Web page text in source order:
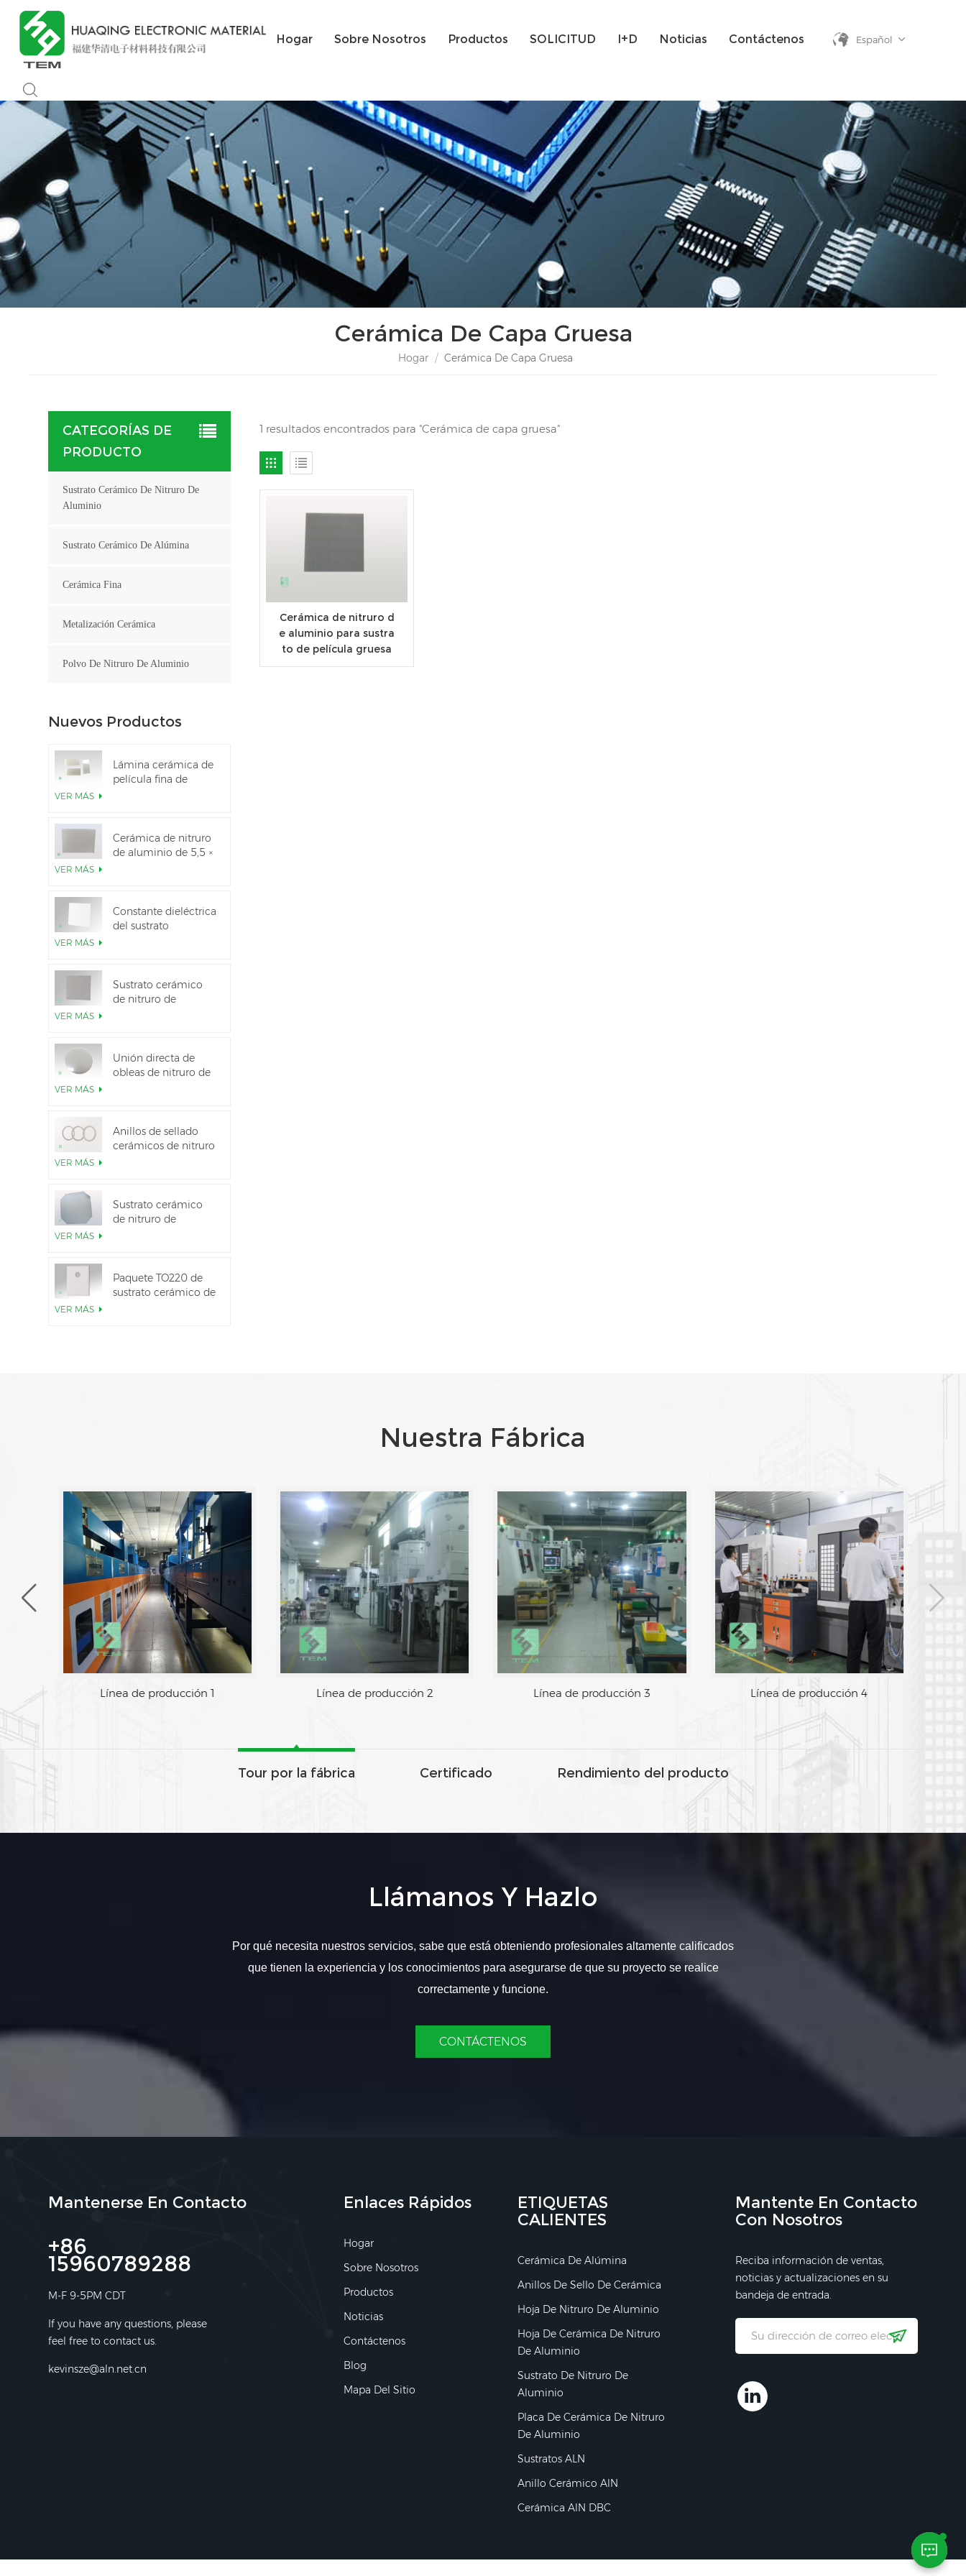
Hogar Sobre Nosotros Productos SOLICITUD I+D Noticias Contáctenos Español
Cerámica De Capa Gruesa
Hogar / Cerámica De Capa Gruesa
1 resultados encontrados para "Cerámica de capa gruesa"
Cerámica de nitruro d
e aluminio para sustra
to de película gruesa
CATEGORÍAS DE
PRODUCTO
Sustrato Cerámico De Nitruro De
Aluminio
Sustrato Cerámico De Alúmina
Cerámica Fina
Metalización Cerámica
Polvo De Nitruro De Aluminio
Nuevos Productos
Lámina cerámica de
película fina de
VER MÁS
Cerámica de nitruro
de aluminio de 5,5 ×
VER MÁS
Constante dieléctrica
del sustrato
VER MÁS
Sustrato cerámico
de nitruro de
VER MÁS
Unión directa de
obleas de nitruro de
VER MÁS
Anillos de sellado
cerámicos de nitruro
VER MÁS
Sustrato cerámico
de nitruro de
VER MÁS
Paquete TO220 de
sustrato cerámico de
VER MÁS
Nuestra Fábrica
Área de fabrica Línea de producción 1 Línea de producción 2 Línea de producción 3
Tour por la fábrica Certificado Rendimiento del producto
Llámanos Y Hazlo
Por qué necesita nuestros servicios, sabe que está obteniendo profesionales altamente calificados
que tienen la experiencia y los conocimientos para asegurarse de que su proyecto se realice
correctamente y funcione.
CONTÁCTENOS
Mantenerse En Contacto
+86
15960789288
M-F 9-5PM CDT
If you have any questions, please
feel free to contact us.
kevinsze@aln.net.cn
Enlaces Rápidos
Hogar
Sobre Nosotros
Productos
Noticias
Contáctenos
Blog
Mapa Del Sitio
ETIQUETAS
CALIENTES
Cerámica De Alúmina
Anillos De Sello De Cerámica
Hoja De Nitruro De Aluminio
Hoja De Cerámica De Nitruro
De Aluminio
Sustrato De Nitruro De
Aluminio
Placa De Cerámica De Nitruro
De Aluminio
Sustratos ALN
Anillo Cerámico AlN
Cerámica AlN DBC
Mantente En Contacto
Con Nosotros
Reciba información de ventas,
noticias y actualizaciones en su
bandeja de entrada.